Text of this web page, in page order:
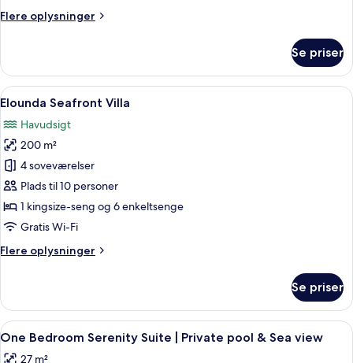
Villa
Flere oplysninger
Flere
Bedroom
Executive
Spa
Villa
Se priser
Indlæs
alle
billeder
af
Elounda
Seafront
Villa
Elounda Seafront Villa | Premium-
23
Elounda Seafront Villa
Havudsigt
200 m²
4 soveværelser
Plads til 10 personer
1 kingsize-seng og 6 enkeltsenge
Gratis Wi-Fi
Flere oplysninger
Flere
Seafront
Villa
Se priser
Indlæs
alle
Et moderne hotelværelse med en
6
One Bedroom Serenity Suite | Private pool & Sea view
27 m²